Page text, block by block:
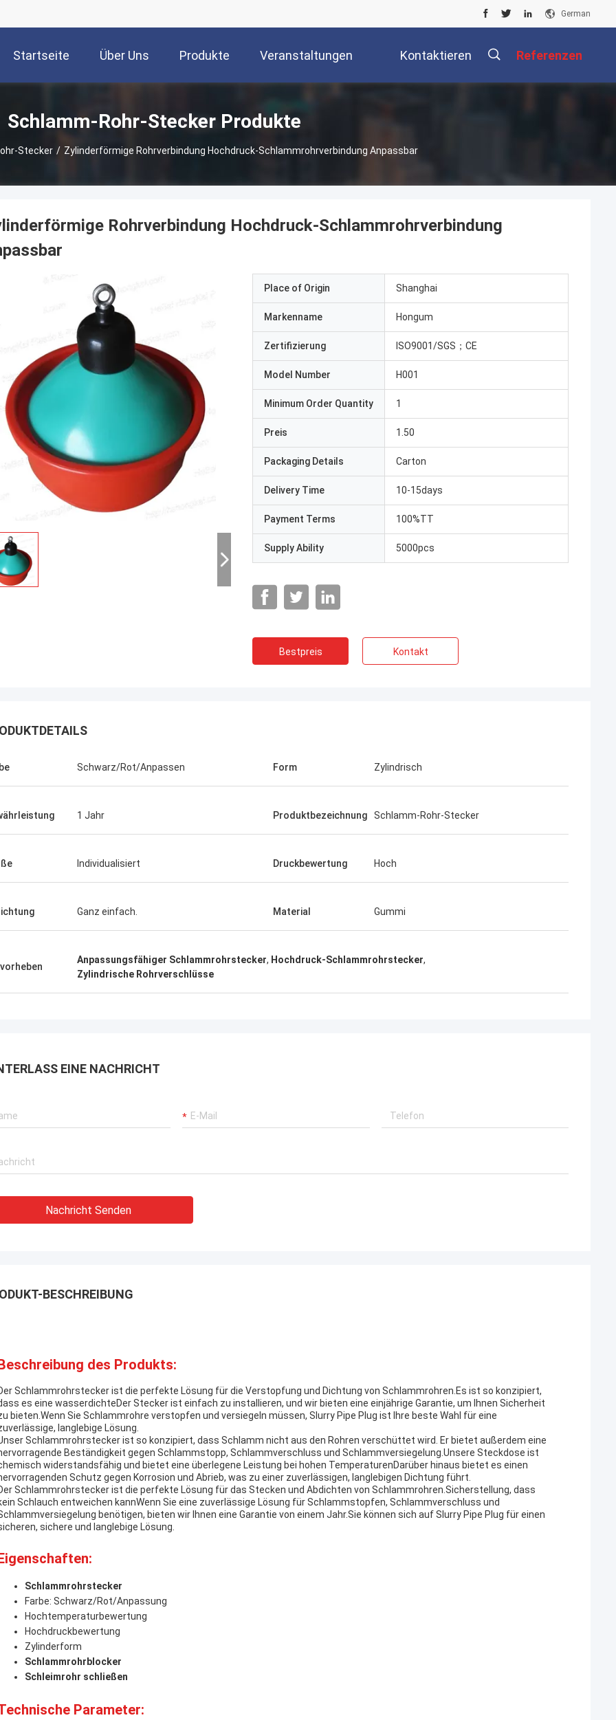
German
Startseite Über Uns Produkte Veranstaltungen Kontaktieren Referenzen
Schlamm-Rohr-Stecker Produkte
Stecker / Zylinderförmige Rohrverbindung Hochdruck-Schlammrohrverbindung Anpassbar
Schockdämpfer fehlerfreie
Bagger-Antriebssysteme
Träger-Ausrüstung.
Rohrverbindung Hochdruck-Schlammrohrverbindung
Place of Origin Shanghai
Markenname Hongum
Zertifizierung ISO9001/SGS；CE
Model Number H001
Minimum Order Quantity 1
Preis 1.50
Packaging Details Carton
Delivery Time 10-15days
Payment Terms 100%TT
Supply Ability 5000pcs
Bestpreis Kontakt
Schwarz/Rot/Anpassen Form Zylindrisch
1 Jahr Produktbezeichnung Schlamm-Rohr-Stecker
Individualisiert Druckbewertung Hoch
Ganz einfach. Material Gummi
Anpassungsfähiger Schlammrohrstecker, Hochdruck-Schlammrohrstecker,
Zylindrische Rohrverschlüsse
EINE NACHRICHT
Nachricht Senden
BESCHREIBUNG
des Produkts:
Schlammrohrstecker ist die perfekte Lösung für die Verstopfung und Dichtung von Schlammrohren.Es ist so konzipiert,
es eine wasserdichteDer Stecker ist einfach zu installieren, und wir bieten eine einjährige Garantie, um Ihnen Sicherheit
bieten.Wenn Sie Schlammrohre verstopfen und versiegeln müssen, Slurry Pipe Plug ist Ihre beste Wahl für eine
langlebige Lösung.
Schlammrohrstecker ist so konzipiert, dass Schlamm nicht aus den Rohren verschüttet wird. Er bietet außerdem eine
Beständigkeit gegen Schlammstopp, Schlammverschluss und Schlammversiegelung.Unsere Steckdose ist
widerstandsfähig und bietet eine überlegene Leistung bei hohen TemperaturenDarüber hinaus bietet es einen
Schutz gegen Korrosion und Abrieb, was zu einer zuverlässigen, langlebigen Dichtung führt.
Schlammrohrstecker ist die perfekte Lösung für das Stecken und Abdichten von Schlammrohren.Sicherstellung, dass
Schlauch entweichen kannWenn Sie eine zuverlässige Lösung für Schlammstopfen, Schlammverschluss und
benötigen, bieten wir Ihnen eine Garantie von einem Jahr.Sie können sich auf Slurry Pipe Plug für einen
sichere und langlebige Lösung.
Schlammrohrstecker
Farbe: Schwarz/Rot/Anpassung
Hochtemperaturbewertung
Hochdruckbewertung
Zylinderform
Schlammrohrblocker
Schleimrohr schließen
Parameter: